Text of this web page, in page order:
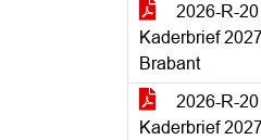
2026-R-
Kaderbrief
Brabant
2026-R-
Kaderbrief